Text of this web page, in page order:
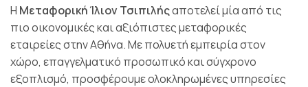
Η Μεταφορική Ίλιον Τσιπιλήςαποτελεί μία από τις
πιο οικονομικές και αξιόπιστες μεταφορικές
εταιρείες στην Αθήνα. Με πολυετή εμπειρία στον
χώρο, επαγγελματικό προσωπικό και σύγχρονο
εξοπλισμό, προσφέρουμε ολοκληρωμένες υπηρεσίες